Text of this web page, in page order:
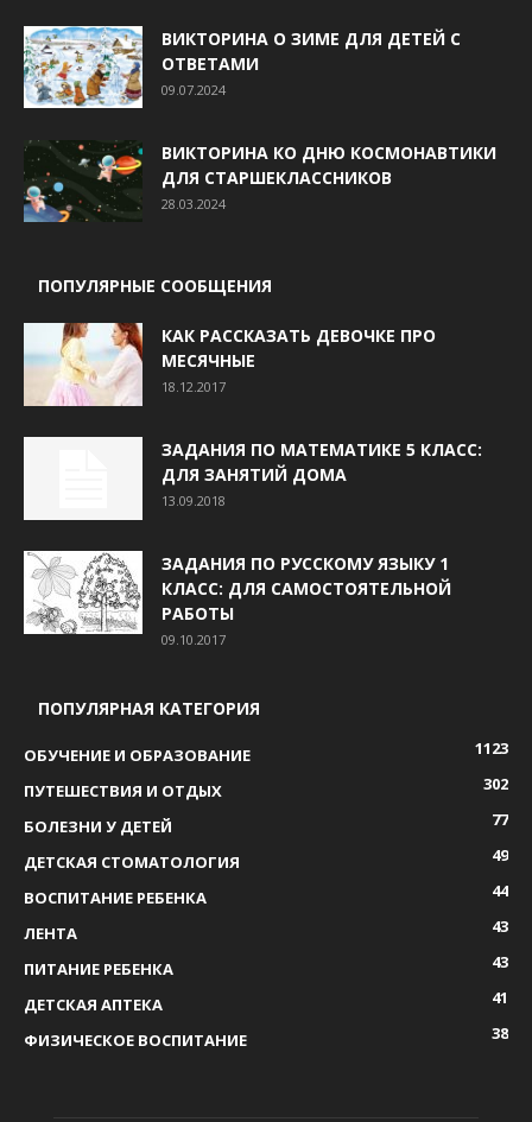
ВИКТОРИНА О ЗИМЕ ДЛЯ ДЕТЕЙ С
ОТВЕТАМИ
09.07.2024
ВИКТОРИНА КО ДНЮ КОСМОНАВТИКИ
ДЛЯ СТАРШЕКЛАССНИКОВ
28.03.2024
ПОПУЛЯРНЫЕ СООБЩЕНИЯ
КАК РАССКАЗАТЬ ДЕВОЧКЕ ПРО
МЕСЯЧНЫЕ
18.12.2017
ЗАДАНИЯ ПО МАТЕМАТИКЕ 5 КЛАСС:
ДЛЯ ЗАНЯТИЙ ДОМА
13.09.2018
ЗАДАНИЯ ПО РУССКОМУ ЯЗЫКУ 1
КЛАСС: ДЛЯ САМОСТОЯТЕЛЬНОЙ
РАБОТЫ
09.10.2017
ПОПУЛЯРНАЯ КАТЕГОРИЯ
ОБУЧЕНИЕ И ОБРАЗОВАНИЕ
1123
ПУТЕШЕСТВИЯ И ОТДЫХ
302
БОЛЕЗНИ У ДЕТЕЙ
77
ДЕТСКАЯ СТОМАТОЛОГИЯ
49
ВОСПИТАНИЕ РЕБЕНКА
44
ЛЕНТА
43
ПИТАНИЕ РЕБЕНКА
43
ДЕТСКАЯ АПТЕКА
41
ФИЗИЧЕСКОЕ ВОСПИТАНИЕ
38